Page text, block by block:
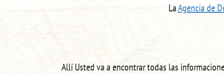
LaAgencia de
Allí Usted va a encontrar todas las